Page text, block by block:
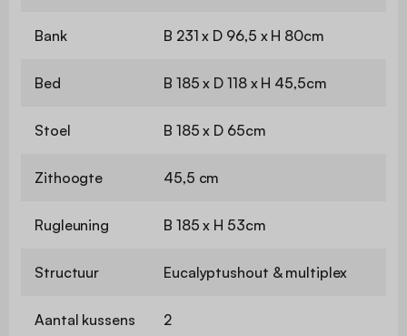
Bank B 231 x D 96,5 x H 80cm
Bed B 185 x D 118 x H 45,5cm
Stoel B 185 x D 65cm
Zithoogte 45,5 cm
Rugleuning B 185 x H 53cm
Structuur Eucalyptushout & multiplex
Aantal kussens 2